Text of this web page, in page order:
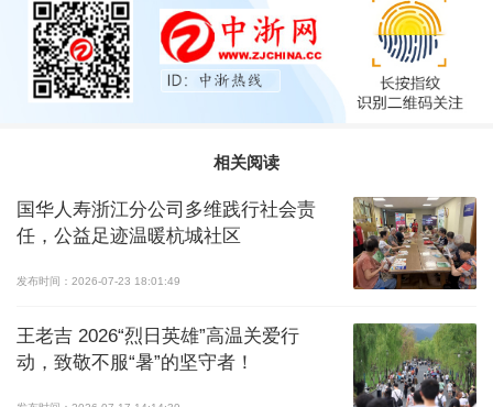
相关阅读
国华人寿浙江分公司多维践行社会责
任，公益足迹温暖杭城社区
发布时间：2026-07-23 18:01:49
王老吉 2026“烈日英雄”高温关爱行
动，致敬不服“暑”的坚守者！